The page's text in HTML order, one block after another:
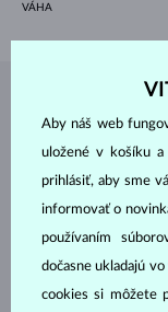
VÁHA
Aby náš web
uložené v košíku
prihlásiť, aby sme
informovať o
používaním
dočasne ukladajú vo
cookies si môžete